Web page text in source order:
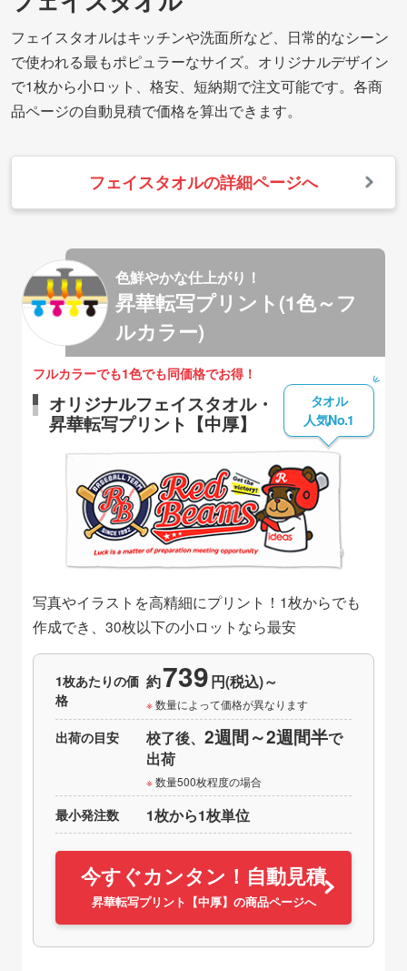
フェイスタオルはキッチンや洗面所など、日常的なシーン
で使われる最もポピュラーなサイズ。オリジナルデザイン
で1枚から小ロット、格安、短納期で注文可能です。各商
品ページの自動見積で価格を算出できます。
フェイスタオルの詳細ページへ
色鮮やかな仕上がり！
昇華転写プリント(1色～フ
ルカラー)
フルカラーでも1色でも同価格でお得！
オリジナルフェイスタオル・
昇華転写プリント【中厚】
タオル
人気No.1
写真やイラストを高精細にプリント！1枚からでも
作成でき、30枚以下の小ロットなら最安
1枚あたりの価
格
約739円(税込)～
数量によって価格が異なります
出荷の目安 校了後、2週間～2週間半で
出荷
数量500枚程度の場合
最小発注数 1枚から1枚単位
今すぐカンタン！自動見積
昇華転写プリント【中厚】の商品ページへ